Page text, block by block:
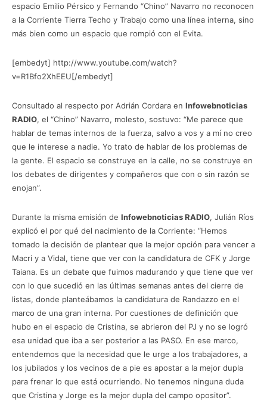
espacio Emilio Pérsico y Fernando “Chino” Navarro no reconocen
a la Corriente Tierra Techo y Trabajo como una línea interna, sino
más bien como un espacio que rompió con el Evita.
[embedyt] http://www.youtube.com/watch?
v=R1Bfo2XhEEU[/embedyt]
Consultado al respecto por Adrián Cordara en Infowebnoticias
RADIO, el “Chino” Navarro, molesto, sostuvo: “Me parece que
hablar de temas internos de la fuerza, salvo a vos y a mí no creo
que le interese a nadie. Yo trato de hablar de los problemas de
la gente. El espacio se construye en la calle, no se construye en
los debates de dirigentes y compañeros que con o sin razón se
enojan”.
Durante la misma emisión de Infowebnoticias RADIO, Julián Ríos
explicó el por qué del nacimiento de la Corriente: “Hemos
tomado la decisión de plantear que la mejor opción para vencer a
Macri y a Vidal, tiene que ver con la candidatura de CFK y Jorge
Taiana. Es un debate que fuimos madurando y que tiene que ver
con lo que sucedió en las últimas semanas antes del cierre de
listas, donde planteábamos la candidatura de Randazzo en el
marco de una gran interna. Por cuestiones de definición que
hubo en el espacio de Cristina, se abrieron del PJ y no se logró
esa unidad que iba a ser posterior a las PASO. En ese marco,
entendemos que la necesidad que le urge a los trabajadores, a
los jubilados y los vecinos de a pie es apostar a la mejor dupla
para frenar lo que está ocurriendo. No tenemos ninguna duda
que Cristina y Jorge es la mejor dupla del campo opositor”.